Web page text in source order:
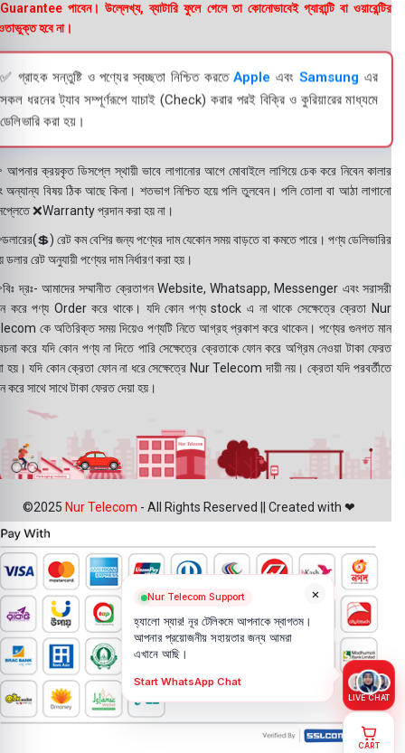
পাবেন। উল্লেখ্য, ব্যাটারি ফুলে গেলে তা কোনোভাবেই গ্যারান্টি বা ওয়ারেন্টির
হবে না।
✅ গ্রাহক সন্তুষ্টি ও পণ্যের স্বচ্ছতা নিশ্চিত করতে Apple এবং Samsungএর
সকল ধরনের ট্যাব সম্পূর্ণরূপে যাচাই (Check) করার পরই বিক্রি ও কুরিয়ারের মাধ্যমে
ডেলিভারি করা হয়।
ক্রয়কৃত ডিসপ্লে স্থায়ী ভাবে লাগানোর আগে মোবাইলে লাগিয়ে চেক করে নিবেন কালার
অন্যান্য বিষয় ঠিক আছে কিনা। শতভাগ নিশ্চিত হয়ে পলি তুলবেন। পলি তোলা বা আঠা লাগানো
❌Warranty প্রদান করা হয় না।
রেট কম বেশির জন্য পণ্যের দাম যেকোন সময় বাড়তে বা কমতে পারে। পণ্য ডেলিভারির
ডলার রেট অনুযায়ী পণ্যের দাম নির্ধারণ করা হয়।
দ্রঃ- আমাদের সম্মানীত ক্রেতাগন Website, Whatsapp, Messenger এবং সরাসরী
করে পণ্য Order করে থাকে। যদি কোন পণ্য stock এ না থাকে সেক্ষেত্রে ক্রেতা Nur
কে অতিরিক্ত সময় দিয়েও পণ্যটি নিতে আগ্রহ প্রকাশ করে থাকেন। পণ্যের গুনগত মান
করে যদি কোন পণ্য না দিতে পারি সেক্ষেত্রে ক্রেতাকে ফোন করে অগ্রিম নেওয়া টাকা ফেরত
হয়। যদি কোন ক্রেতা ফোন না ধরে সেক্ষেত্রে Nur Telecom দায়ী নয়। ক্রেতা যদি পরবর্তীতে
করে সাথে সাথে টাকা ফেরত দেয়া হয়।
©2025 Nur Telecom - All Rights Reserved || Created with ❤
×
Nur Telecom Support
হ্যালো স্যার! নূর টেলিকমে আপনাকে স্বাগতম।
আপনার প্রয়োজনীয় সহায়তার জন্য আমরা
এখানে আছি।
Start WhatsApp Chat
LIVE CHAT
CART